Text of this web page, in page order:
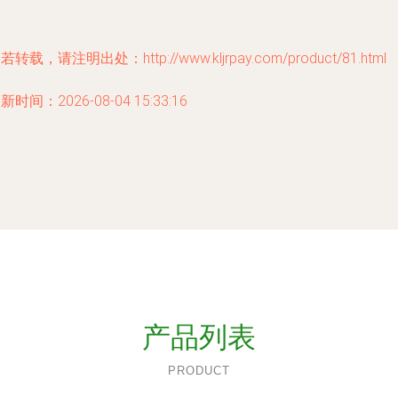
转载，请注明出处：http://www.kljrpay.com/product/81.html
时间：2026-08-04 15:33:16
产品列表
PRODUCT